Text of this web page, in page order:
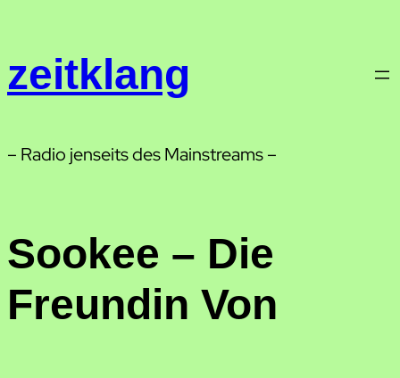
springen
zeitklang
– Radio jenseits des Mainstreams –
Sookee – Die
Freundin Von